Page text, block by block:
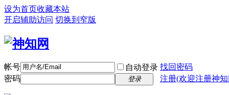
设为首页收藏本站
开启辅助访问 切换到窄版
帐号 自动登录 找回密码
密码
登录 注册(欢迎注册神